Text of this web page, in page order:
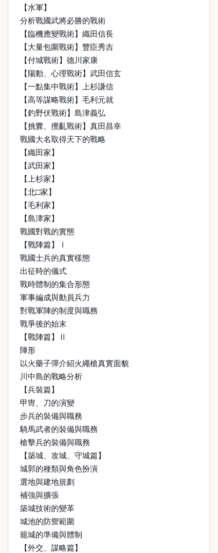
【水軍】
分析戰國武將必勝的戰術
【臨機應變戰術】織田信長
【大量包圍戰術】豐臣秀吉
【付城戰術】德川家康
【陽動、心理戰術】武田信玄
【一點集中戰術】上杉謙信
【高等謀略戰術】毛利元就
【釣野伏戰術】島津義弘
【挑釁、攪亂戰術】真田昌幸
戰國大名取得天下的戰略
【織田家】
【武田家】
【上杉家】
【北□家】
【毛利家】
【島津家】
戰國對戰的實態
【戰陣篇】Ⅰ
戰國士兵的真實樣態
出征時的儀式
戰時體制的集合形態
軍事編成與動員兵力
對戰軍陣的制度與職務
戰爭後的始末
【戰陣篇】Ⅱ
陣形
以火藥子彈介紹火繩槍真實面貌
川中島的戰略分析
【兵裝篇】
甲冑、刀的演變
步兵的裝備與職務
騎馬武者的裝備與職務
槍擊兵的裝備與職務
【築城、攻城、守城篇】
城郭的種類與角色扮演
選地與建地規劃
補強與擴張
築城技術的變革
城池的防禦範圍
籠城的準備與體制
【外交、謀略篇】